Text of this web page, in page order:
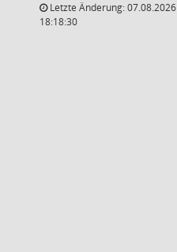
Letzte Änderung: 07.08.2026
18:18:30